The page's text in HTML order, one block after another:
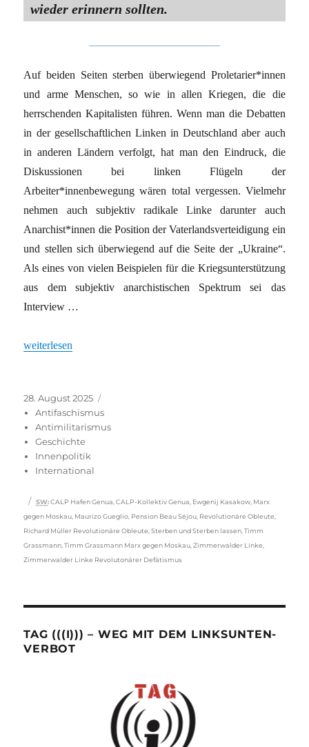
wieder erinnern sollten.
Auf beiden Seiten sterben überwiegend Proletarier*innen
und arme Menschen, so wie in allen Kriegen, die die
herrschenden Kapitalisten führen. Wenn man die Debatten
in der gesellschaftlichen Linken in Deutschland aber auch
in anderen Ländern verfolgt, hat man den Eindruck, die
Diskussionen bei linken Flügeln der
Arbeiter*innenbewegung wären total vergessen. Vielmehr
nehmen auch subjektiv radikale Linke darunter auch
Anarchist*innen die Position der Vaterlandsverteidigung ein
und stellen sich überwiegend auf die Seite der „Ukraine“.
Als eines von vielen Beispielen für die Kriegsunterstützung
aus dem subjektiv anarchistischen Spektrum sei das
Interview …
„Warum der revolutionäre Defätismus der Zimmerwalder Linken
weiterlesen
Veröffentlicht
am
28. August 2025
Antifaschismus
Antimilitarismus
Geschichte
Innenpolitik
International
Schlagwörter
SW: CALP Hafen Genua ,CALP-Kollektiv Genua Ewgenij Kasakow Marx
gegen Moskau Maurizo Gueglio Pension Beau Séjou Revolutionäre Obleute
Richard Müller Revolutionäre Obleute ,Sterben und Sterben lassen ,Timm
Grassmann ,Timm Grassmann Marx gegen Moskau ,Zimmerwalder Linke
Zimmerwalder Linke Revolutonärer Defätismus
TAG (((I))) – WEG MIT DEM LINKSUNTEN-
VERBOT